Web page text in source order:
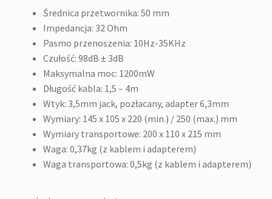
Średnica przetwornika: 50 mm
Impedancja: 32 Ohm
Pasmo przenoszenia: 10Hz-35KHz
Czułość: 98dB ± 3dB
Maksymalna moc: 1200mW
Długość kabla: 1,5 – 4m
Wtyk: 3,5mm jack, pozłacany, adapter 6,3mm
Wymiary: 145 x 105 x 220 (min.) / 250 (max.) mm
Wymiary transportowe: 200 x 110 x 215 mm
Waga: 0,37kg (z kablem i adapterem)
Waga transportowa: 0,5kg (z kablem i adapterem)